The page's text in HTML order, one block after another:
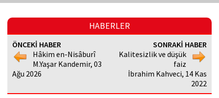
HABERLER
ÖNCEKİ HABER
Hâkim en-Nisâburî
M.Yaşar Kandemir, 03
Ağu 2026
SONRAKİ HABER
Kalitesizlik ve düşük
faiz
İbrahim Kahveci, 14 Kas
2022